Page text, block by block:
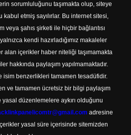
sorumluluğunu taşımakta olup, siteye
etmiş sayılırlar. Bu internet sitesi,
veya şahıs şirketi ile hiçbir bağlantısı
kendi hazırladığımız makaleler
alan içerikler haber niteliği taşımamakta
hakkında paylaşım yapılmamaktadır.
isim benzerlikleri tamamen tesadüfidir.
ve tamamen ücretsiz bir bilgi paylaşım
düzenlemelere aykırı olduğunu
adresine
yasal süre içerisinde sitemizden